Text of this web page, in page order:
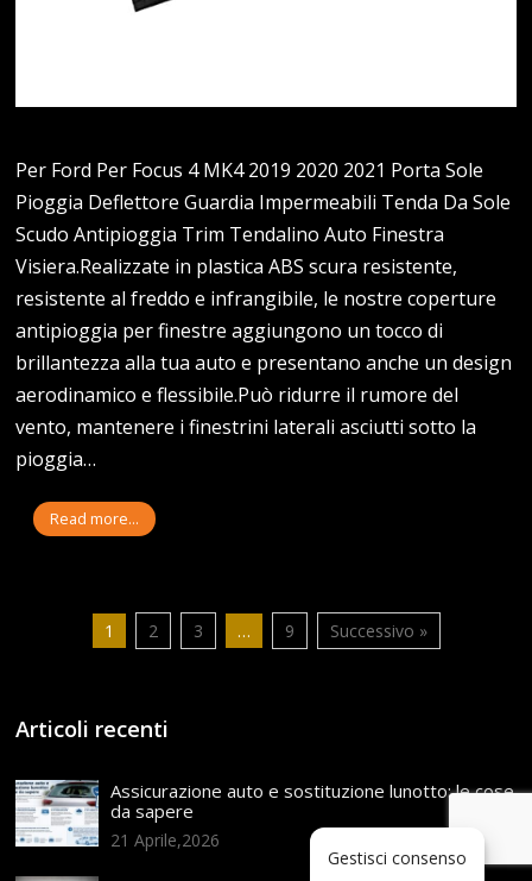
Per Ford Per Focus 4 MK4 2019 2020 2021 Porta Sole
Pioggia Deflettore Guardia Impermeabili Tenda Da Sole
Scudo Antipioggia Trim Tendalino Auto Finestra
Visiera.Realizzate in plastica ABS scura resistente,
resistente al freddo e infrangibile, le nostre coperture
antipioggia per finestre aggiungono un tocco di
brillantezza alla tua auto e presentano anche un design
aerodinamico e flessibile.Può ridurre il rumore del
vento, mantenere i finestrini laterali asciutti sotto la
pioggia…
Read more...
1 2 3 … 9 Successivo »
Articoli recenti
Assicurazione auto e sostituzione lunotto: le cose
da sapere
21 Aprile,2026
Gestisci consenso